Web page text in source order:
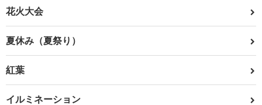
花火大会
夏休み（夏祭り）
紅葉
イルミネーション